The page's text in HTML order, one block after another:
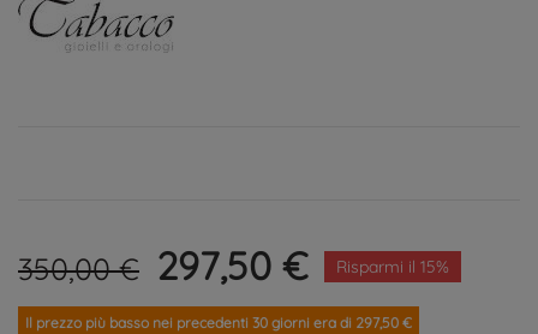
350,00 € 297,50 € Risparmi il 15%
Il prezzo più basso nei precedenti 30 giorni era di 297,50 €